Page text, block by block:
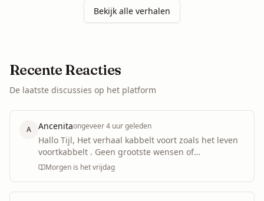
Bekijk alle verhalen
Recente Reacties
De laatste discussies op het platform
A Ancenitaongeveer 4 uur geleden
Hallo Tijl, Het verhaal kabbelt voort zoals het leven
voortkabbelt . Geen grootste wensen of
handelingen. Peuk, kat, w...
Morgen is het vrijdag